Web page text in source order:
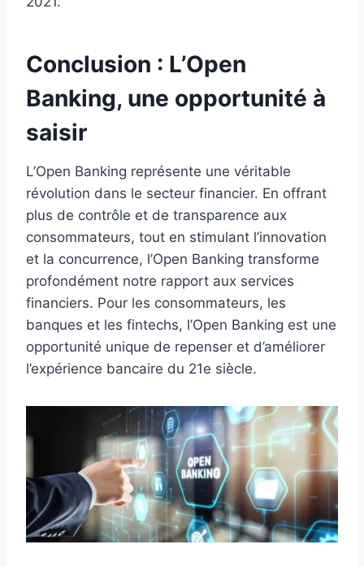
Conclusion : L’Open
Banking, une opportunité à
saisir
L’Open Banking représente une véritable
révolution dans le secteur financier. En offrant
plus de contrôle et de transparence aux
consommateurs, tout en stimulant l’innovation
et la concurrence, l’Open Banking transforme
profondément notre rapport aux services
financiers. Pour les consommateurs, les
banques et les fintechs, l’Open Banking est une
opportunité unique de repenser et d’améliorer
l’expérience bancaire du 21e siècle.